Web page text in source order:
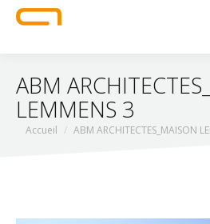
ABM
LEMMENS 3
Vous êtes ici :
Accueil ABM ARCHITECTES_MAISON